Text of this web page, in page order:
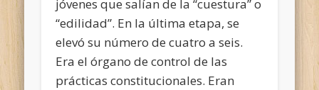
jóvenes que salían de la “cuestura” o
“edilidad”. En la última etapa, se
elevó su número de cuatro a seis.
Era el órgano de control de las
prácticas constitucionales. Eran